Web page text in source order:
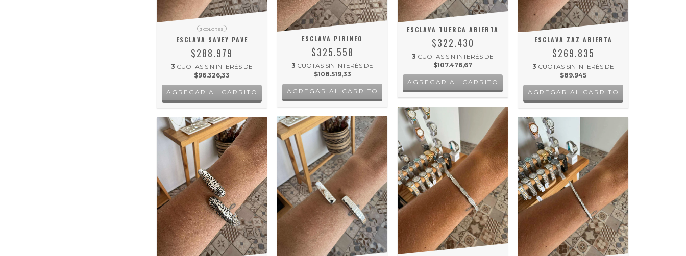
3 COLORES
ESCLAVA SAVEY PAVE
$288.979
3 CUOTAS SIN INTERÉS DE
$96.326,33
AGREGAR AL CARRITO
ESCLAVA PIRINEO
$325.558
3 CUOTAS SIN INTERÉS DE
$108.519,33
ESCLAVA TUERCA ABIERTA
$322.430
3 CUOTAS SIN INTERÉS DE
$107.476,67
ESCLAVA ZAZ ABIERTA
$269.835
3 CUOTAS SIN INTERÉS DE
$89.945